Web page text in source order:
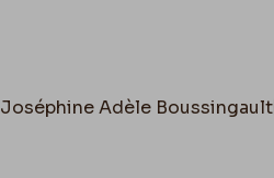
Joséphine Adèle Boussingault